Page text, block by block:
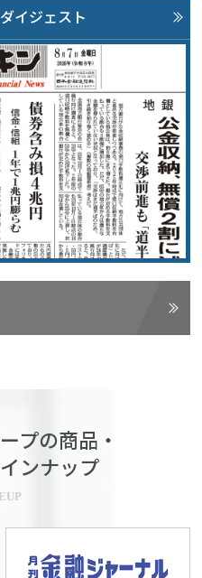
イジェスト
プの商品・
ンナップ